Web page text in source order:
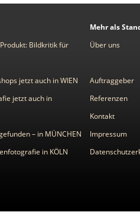
Bildkritik für
jetzt auch in WIEN
jetzt auch in
– in MÜNCHEN
in KÖLN
Mehr als
Über uns
Auftraggeber
Referenzen
Kontakt
Impressum